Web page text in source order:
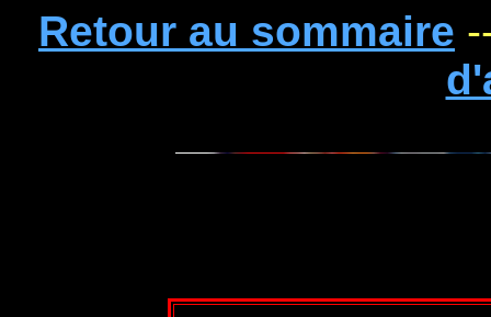
Retour au sommaire